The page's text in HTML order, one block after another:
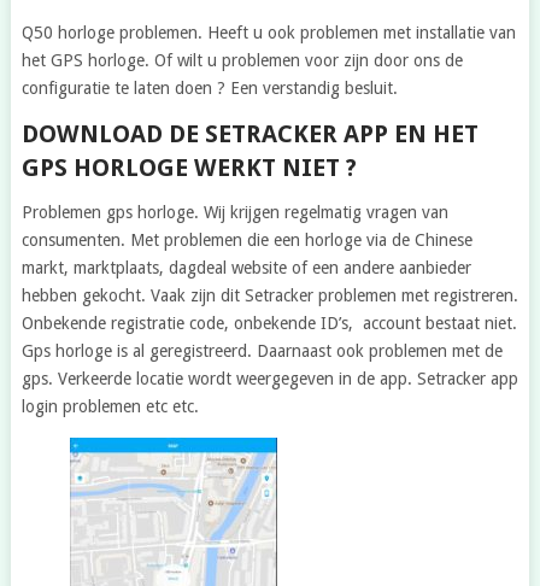
Q50 horloge problemen. Heeft u ook problemen met installatie van
het GPS horloge. Of wilt u problemen voor zijn door ons de
configuratie te laten doen ? Een verstandig besluit.
DOWNLOAD DE SETRACKER APP EN HET
GPS HORLOGE WERKT NIET ?
Problemen gps horloge. Wij krijgen regelmatig vragen van
consumenten. Met problemen die een horloge via de Chinese
markt, marktplaats, dagdeal website of een andere aanbieder
hebben gekocht. Vaak zijn dit Setracker problemen met registreren.
Onbekende registratie code, onbekende ID’s, account bestaat niet.
Gps horloge is al geregistreerd. Daarnaast ook problemen met de
gps. Verkeerde locatie wordt weergegeven in de app. Setracker app
login problemen etc etc.